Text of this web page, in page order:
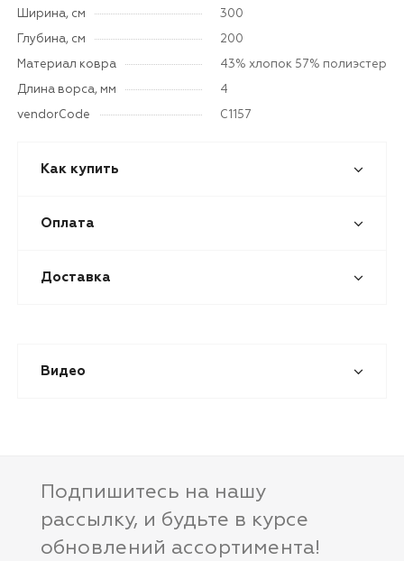
Ширина, см
300
Глубина, см
200
Материал ковра
43% хлопок 57% полиэстер
Длина ворса, мм
4
vendorCode
C1157
Как купить
Оплата
Доставка
Видео
Подпишитесь на нашу
рассылку, и будьте в курсе
обновлений ассортимента!